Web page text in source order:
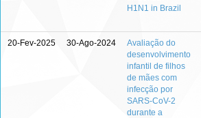
H1N1 in Brazil
20-Fev-2025 30-Ago-2024
Avaliação do
desenvolvimento
infantil de filhos
de mães com
infecção por
SARS-CoV-2
durante a